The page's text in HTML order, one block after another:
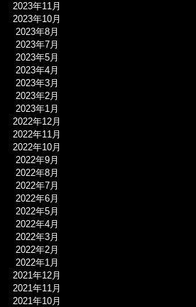
2023年11月
2023年10月
2023年8月
2023年7月
2023年5月
2023年4月
2023年3月
2023年2月
2023年1月
2022年12月
2022年11月
2022年10月
2022年9月
2022年8月
2022年7月
2022年6月
2022年5月
2022年4月
2022年3月
2022年2月
2022年1月
2021年12月
2021年11月
2021年10月